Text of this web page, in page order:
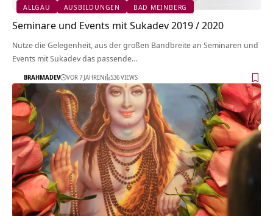
ALLGÄU AUSBILDUNGEN BAD MEINBERG
Seminare und Events mit Sukadev 2019 / 2020
Nutze die Gelegenheit, aus der großen Bandbreite an Seminaren und
Events mit Sukadev das passende…
BRAHMADEV VOR 7 JAHREN 536 VIEWS